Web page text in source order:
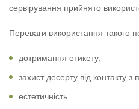
сервірування прийнято
Переваги використання такого
дотримання етикету;
захист десерту від контакту
естетичність.